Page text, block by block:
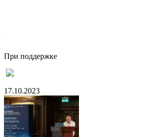
При поддержке
17.10.2023